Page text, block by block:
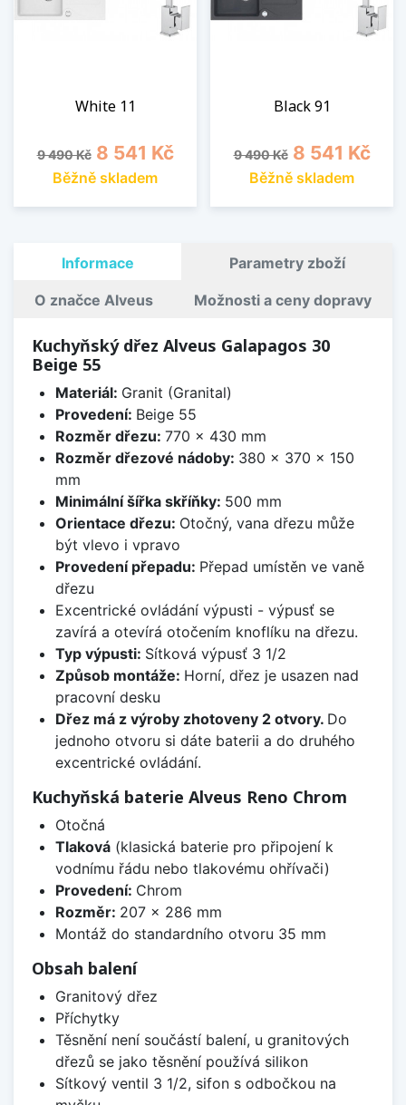
White 11
Běžná cena
9 490 Kč Cena
8 541 Kč
Běžně skladem
Black 91
Běžná cena
9 490 Kč Cena
8 541 Kč
Běžně skladem
Informace Parametry zboží
O značce Alveus Možnosti a ceny dopravy
Kuchyňský dřez Alveus Galapagos 30
Beige 55
Materiál: Granit (Granital)
Provedení: Beige 55
Rozměr dřezu: 770 x 430 mm
Rozměr dřezové nádoby: 380 x 370 x 150
mm
Minimální šířka skříňky: 500 mm
Orientace dřezu: Otočný, vana dřezu může
být vlevo i vpravo
Provedení přepadu: Přepad umístěn ve vaně
dřezu
Excentrické ovládání výpusti - výpusť se
zavírá a otevírá otočením knoflíku na dřezu.
Typ výpusti: Sítková výpusť 3 1/2
Způsob montáže: Horní, dřez je usazen nad
pracovní desku
Dřez má z výroby zhotoveny 2 otvory. Do
jednoho otvoru si dáte baterii a do druhého
excentrické ovládání.
Kuchyňská baterie Alveus Reno Chrom
Otočná
Tlaková(klasická baterie pro připojení k
vodnímu řádu nebo tlakovému ohřívači)
Provedení: Chrom
Rozměr: 207 x 286 mm
Montáž do standardního otvoru 35 mm
Obsah balení
Granitový dřez
Příchytky
Těsnění není součástí balení, u granitových
dřezů se jako těsnění používá silikon
Sítkový ventil 3 1/2, sifon s odbočkou na